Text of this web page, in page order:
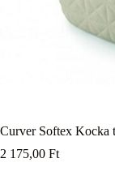
Curver Softex Kocka
2 175,00 Ft